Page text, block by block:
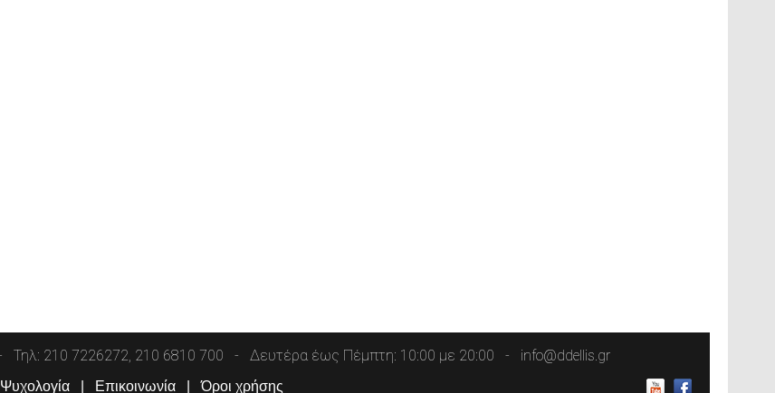
Τηλ: 210 7226272, 210 6810 700 Δευτέρα έως Πέμπτη: 10:00 με 20:00 info@ddellis.gr
Ψυχολογία Επικοινωνία Όροι χρήσης